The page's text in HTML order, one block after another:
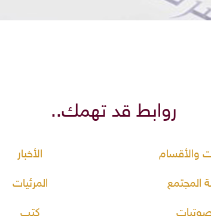
روابط قد تهمك..
والأقسام
المجتمع
الأخبار
المرئيات